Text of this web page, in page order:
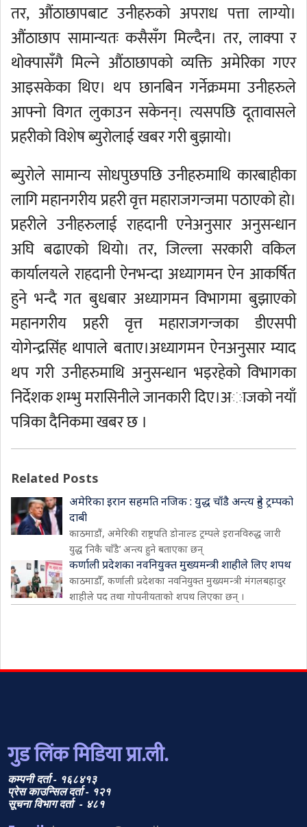
तर, औंठाछापबाट उनीहरुको अपराध पत्ता लाग्यो।
औंठाछाप सामान्यतः कसैसँग मिल्दैन। तर, लाक्पा र
थोक्पासँगै मिल्ने औंठाछापको व्यक्ति अमेरिका गएर
आइसकेका थिए। थप छानबिन गर्नेक्रममा उनीहरुले
आफ्नो विगत लुकाउन सकेनन्। त्यसपछि दूतावासले
प्रहरीको विशेष ब्युरोलाई खबर गरी बुझायो।
ब्युरोले सामान्य सोधपुछपछि उनीहरुमाथि कारबाहीका
लागि महानगरीय प्रहरी वृत्त महाराजगन्जमा पठाएको हो।
प्रहरीले उनीहरुलाई राहदानी एनेअनुसार अनुसन्धान
अघि बढाएको थियो। तर, जिल्ला सरकारी वकिल
कार्यालयले राहदानी ऐनभन्दा अध्यागमन ऐन आकर्षित
हुने भन्दै गत बुधबार अध्यागमन विभागमा बुझाएको
महानगरीय प्रहरी वृत्त महाराजगन्जका डीएसपी
योगेन्द्रसिंह थापाले बताए।अध्यागमन ऐनअनुसार म्याद
थप गरी उनीहरुमाथि अनुसन्धान भइरहेको विभागका
निर्देशक शम्भु मरासिनीले जानकारी दिए।अाजकाे नयाँ
पत्रिका दैनिकमा खबर छ ।
Related Posts
अमेरिका इरान सहमति नजिक : युद्ध चाँडै अन्त्य हुने ट्रम्पको
दाबी
काठमाडौं, अमेरिकी राष्ट्रपति डोनाल्ड ट्रम्पले इरानविरुद्ध जारी
युद्ध ‘निकै चाँडै’ अन्त्य हुने बताएका छन्
कर्णाली प्रदेशका नवनियुक्त मुख्यमन्त्री शाहीले लिए शपथ
काठमाडौँ, कर्णाली प्रदेशका नवनियुक्त मुख्यमन्त्री मंगलबहादुर
शाहीले पद तथा गोपनीयताको शपथ लिएका छन् ।
गुड लिंक मिडिया प्रा.ली.
कम्पनी दर्ता - १६८४१३
प्रेस काउन्सिल दर्ता - १२१
सूचना विभाग दर्ता - ४८१